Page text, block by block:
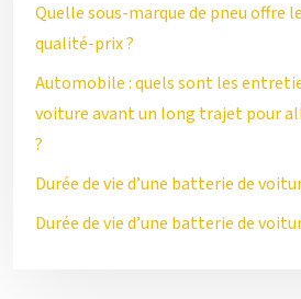
Quelle sous-marque de pneu offre
qualité-prix ?
Automobile : quels sont les
voiture avant un long trajet pour
?
Durée de vie d’une batterie de
Durée de vie d’une batterie de